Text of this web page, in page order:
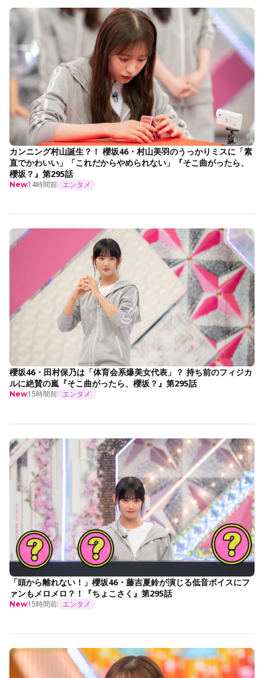
カンニング村山誕生？！ 櫻坂46・村山美羽のうっかりミスに「素
直でかわいい」「これだからやめられない」『そこ曲がったら、
櫻坂？』第295話
New14時間前 エンタメ
櫻坂46・田村保乃は「体育会系爆美女代表」？ 持ち前のフィジカ
ルに絶賛の嵐『そこ曲がったら、櫻坂？』第295話
New15時間前 エンタメ
「頭から離れない！」櫻坂46・藤吉夏鈴が演じる低音ボイスにフ
ァンもメロメロ？！『ちょこさく』第295話
New15時間前 エンタメ